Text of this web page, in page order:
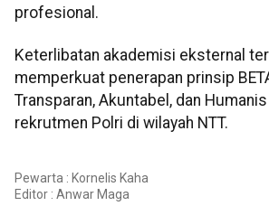
profesional.
Keterlibatan akademisi eksternal
memperkuat penerapan prinsip
Transparan, Akuntabel, dan
rekrutmen Polri di wilayah NTT.
Pewarta : Kornelis Kaha
Editor : Anwar Maga